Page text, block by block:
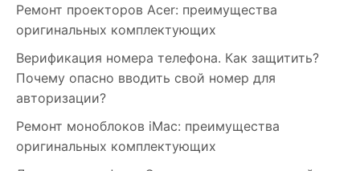
Ремонт проекторов Acer: преимущества
оригинальных комплектующих
Верификация номера телефона. Как защитить?
Почему опасно вводить свой номер для
авторизации?
Ремонт моноблоков iMac: преимущества
оригинальных комплектующих